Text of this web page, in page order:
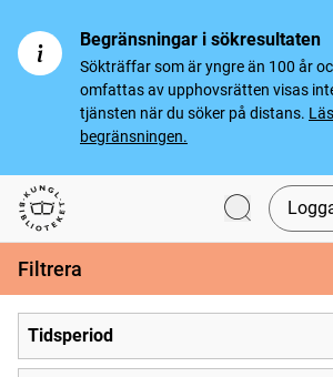
Begränsningar i sökresultaten
Sökträffar som är yngre än 100 år
omfattas av upphovsrätten visas
tjänsten när du söker på distans.
begränsningen.
Svenska tidningar
Filtrera
Tidsperiod